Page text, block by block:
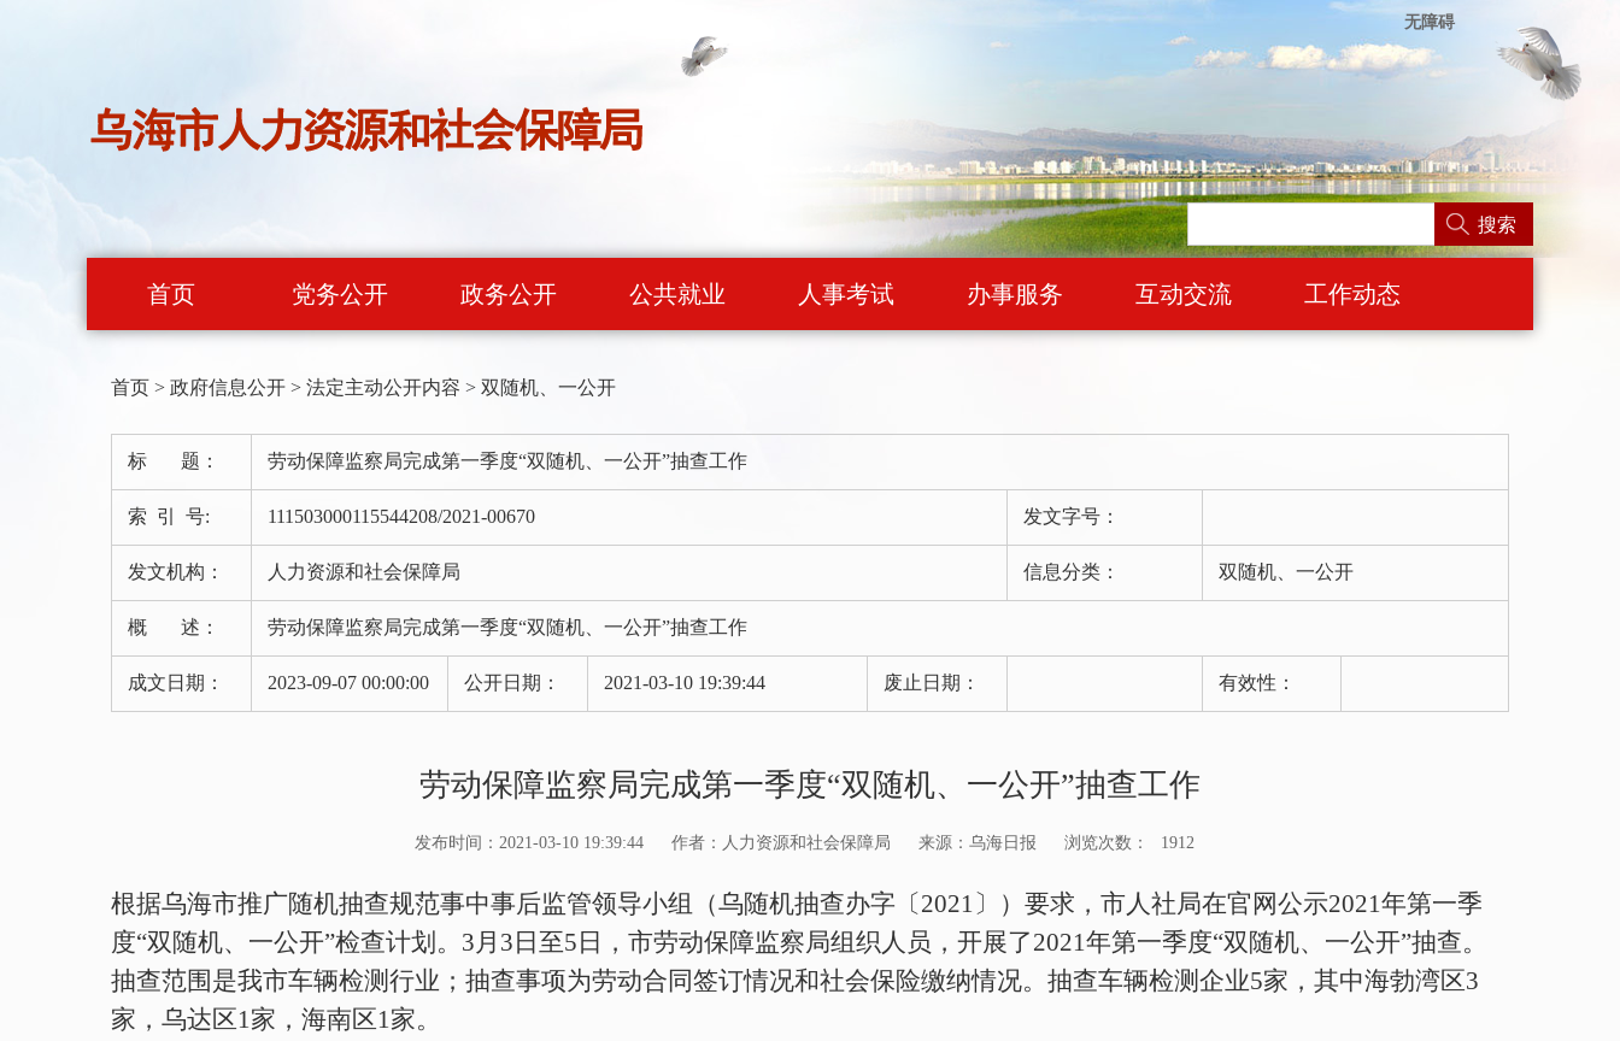
无障碍
搜索
首页 党务公开 政务公开 公共就业 人事考试 办事服务 互动交流 工作动态
首页 > 政府信息公开 > 法定主动公开内容 > 双随机、一公开
标 题： 劳动保障监察局完成第一季度“双随机、一公开”抽查工作
索 引 号: 111503000115544208/2021-00670 发文字号：
发文机构： 人力资源和社会保障局 信息分类： 双随机、一公开
概 述： 劳动保障监察局完成第一季度“双随机、一公开”抽查工作
成文日期： 2023-09-07 00:00:00 公开日期： 2021-03-10 19:39:44 废止日期： 有效性：
劳动保障监察局完成第一季度“双随机、一公开”抽查工作
发布时间：2021-03-10 19:39:44 作者：人力资源和社会保障局 来源：乌海日报 浏览次数： 1912
根据乌海市推广随机抽查规范事中事后监管领导小组（乌随机抽查办字〔2021〕）要求，市人社局在官网公示2021年第一季
度“双随机、一公开”检查计划。 3月 3 日至5 日，市劳动保障监察局组织人员，开展了2021年第一季度“双随机、一公开”抽查。
抽查范围是我市车辆检测行业；抽查事项为劳动合同签订情况和社会保险缴纳情况。抽查车辆检测企业5家，其中海勃湾区3
家，乌达区1家，海南区1家。